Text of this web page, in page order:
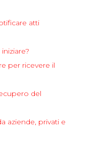
atti
per ricevere il
del
aziende, privati e